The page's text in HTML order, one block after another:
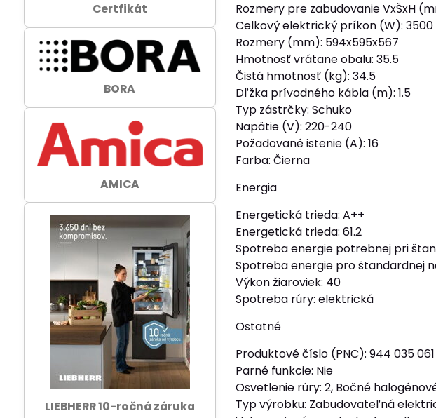
Rozmery pre zabudovanie VxŠxH
Celkový elektrický príkon (W): 3500
Rozmery (mm): 594x595x567
Hmotnosť vrátane obalu: 35.5
Čistá hmotnosť (kg): 34.5
Dľžka prívodného kábla (m): 1.5
Typ zástrčky: Schuko
Napätie (V): 220-240
Požadované istenie (A): 16
Farba: Čierna
Energia
Energetická trieda: A++
Energetická trieda: 61.2
Spotreba energie potrebnej pri
Spotreba energie pro štandardnej
Výkon žiaroviek: 40
Spotreba rúry: elektrická
Ostatné
Produktové číslo (PNC): 944 035 061
Parné funkcie: Nie
Osvetlenie rúry: 2, Bočné
Typ výrobku: Zabudovateľná
Certfikát
BORA
AMICA
LIEBHERR 10-ročná záruka